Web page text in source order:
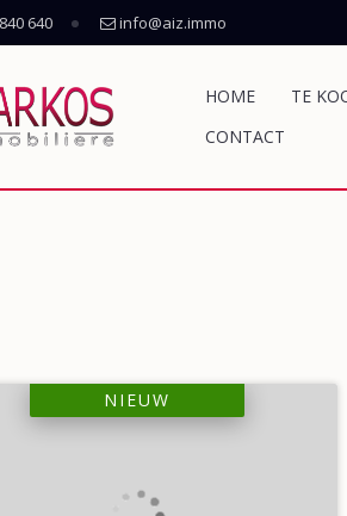
640 info@aiz.immo
HOME TE
CONTACT
NIEUW